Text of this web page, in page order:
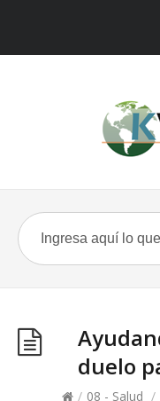
duelo
/ 08 - Salud /